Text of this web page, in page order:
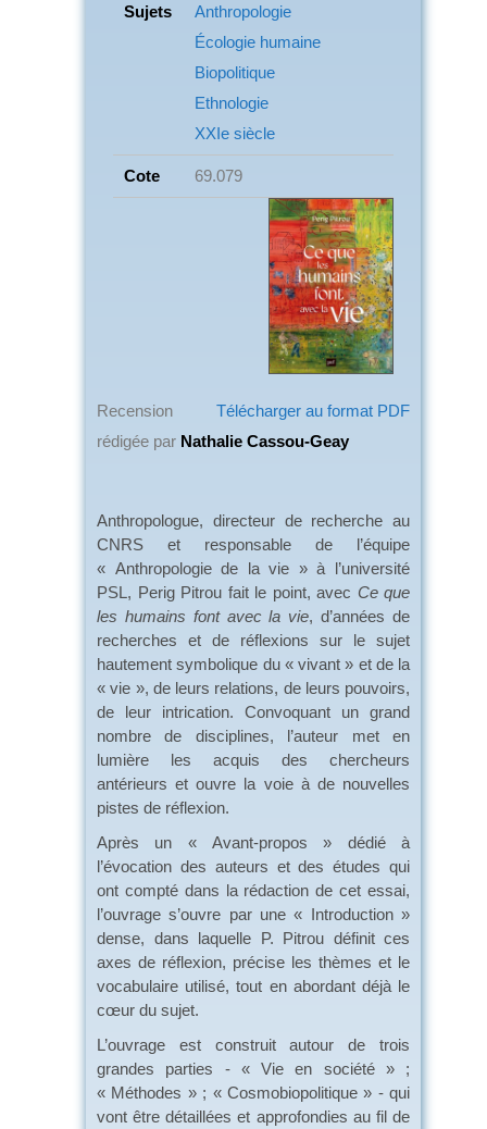
Sujets
Anthropologie
Écologie humaine
Biopolitique
Ethnologie
XXIe siècle
Cote 69.079
Télécharger au format PDF
Recension
rédigée par Nathalie Cassou-Geay
Anthropologue, directeur de recherche au
CNRS et responsable de l’équipe
« Anthropologie de la vie » à l’université
PSL, Perig Pitrou fait le point, avec Ce que
les humains font avec la vie, d’années de
recherches et de réflexions sur le sujet
hautement symbolique du « vivant » et de la
« vie », de leurs relations, de leurs pouvoirs,
de leur intrication. Convoquant un grand
nombre de disciplines, l’auteur met en
lumière les acquis des chercheurs
antérieurs et ouvre la voie à de nouvelles
pistes de réflexion.
Après un « Avant-propos » dédié à
l’évocation des auteurs et des études qui
ont compté dans la rédaction de cet essai,
l’ouvrage s’ouvre par une « Introduction »
dense, dans laquelle P. Pitrou définit ces
axes de réflexion, précise les thèmes et le
vocabulaire utilisé, tout en abordant déjà le
cœur du sujet.
L’ouvrage est construit autour de trois
grandes parties - « Vie en société » ;
« Méthodes » ; « Cosmobiopolitique » - qui
vont être détaillées et approfondies au fil de